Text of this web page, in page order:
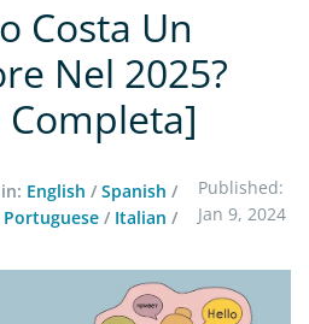
Costa Un
Nel 2025?
Completa]
English / Spanish /
Portuguese / Italian /
Published:
Jan 9, 2024